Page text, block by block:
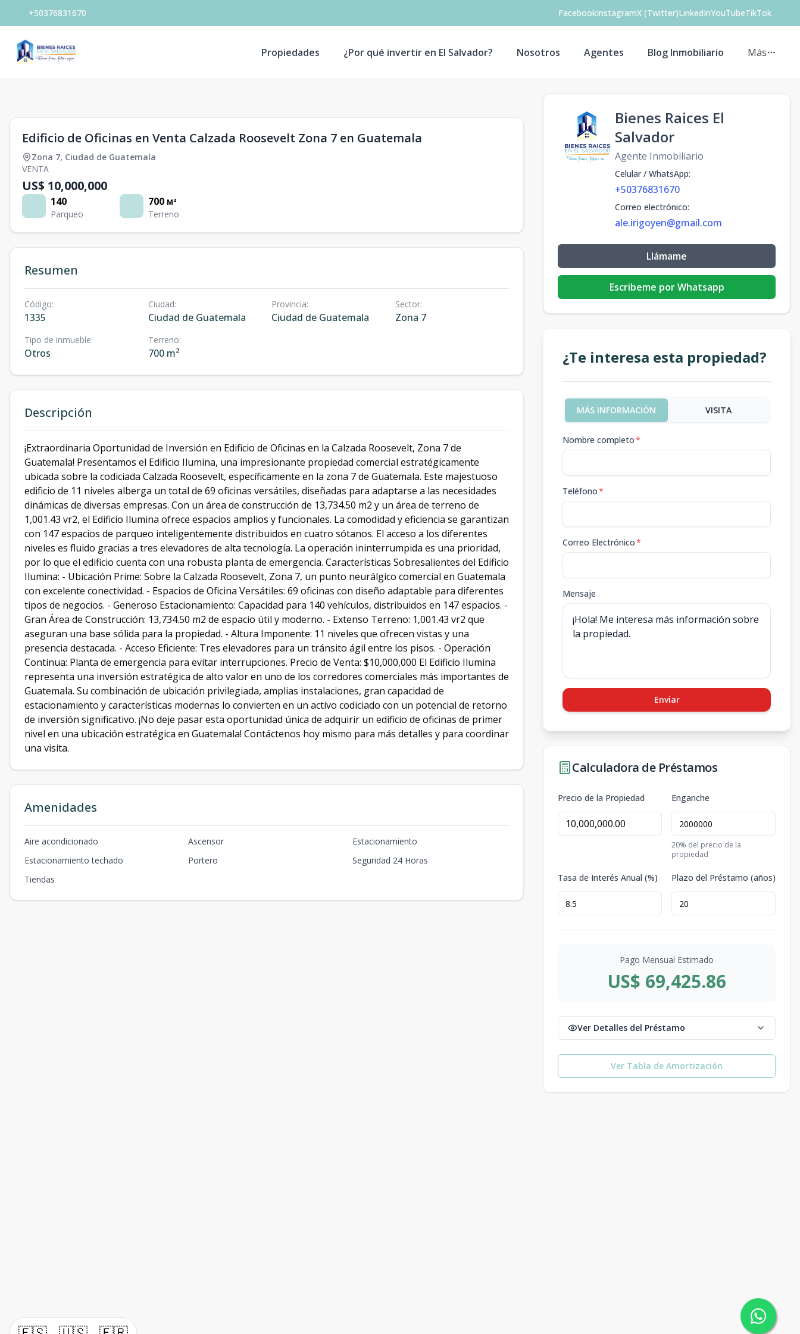
+50376831670 FacebookInstagramX (Twitter)LinkedInYouTubeTikTok
Propiedades ¿Por qué invertir en El Salvador? Nosotros Agentes Blog Inmobiliario Más
Edificio de Oficinas en Venta Calzada Roosevelt Zona 7 en Guatemala
Zona 7, Ciudad de Guatemala
VENTA
US$ 10,000,000
140
Parqueo
700 M²
Terreno
Resumen
Código:
1335
Ciudad:
Ciudad de Guatemala
Provincia:
Ciudad de Guatemala
Sector:
Zona 7
Tipo de inmueble:
Otros
Terreno:
700 m²
Descripción
¡Extraordinaria Oportunidad de Inversión en Edificio de Oficinas en la Calzada Roosevelt, Zona 7 de
Guatemala! Presentamos el Edificio Ilumina, una impresionante propiedad comercial estratégicamente
ubicada sobre la codiciada Calzada Roosevelt, específicamente en la zona 7 de Guatemala. Este majestuoso
edificio de 11 niveles alberga un total de 69 oficinas versátiles, diseñadas para adaptarse a las necesidades
dinámicas de diversas empresas. Con un área de construcción de 13,734.50 m2 y un área de terreno de
1,001.43 vr2, el Edificio Ilumina ofrece espacios amplios y funcionales. La comodidad y eficiencia se garantizan
con 147 espacios de parqueo inteligentemente distribuidos en cuatro sótanos. El acceso a los diferentes
niveles es fluido gracias a tres elevadores de alta tecnología. La operación ininterrumpida es una prioridad,
por lo que el edificio cuenta con una robusta planta de emergencia. Características Sobresalientes del Edificio
Ilumina: - Ubicación Prime: Sobre la Calzada Roosevelt, Zona 7, un punto neurálgico comercial en Guatemala
con excelente conectividad. - Espacios de Oficina Versátiles: 69 oficinas con diseño adaptable para diferentes
tipos de negocios. - Generoso Estacionamiento: Capacidad para 140 vehículos, distribuidos en 147 espacios. -
Gran Área de Construcción: 13,734.50 m2 de espacio útil y moderno. - Extenso Terreno: 1,001.43 vr2 que
aseguran una base sólida para la propiedad. - Altura Imponente: 11 niveles que ofrecen vistas y una
presencia destacada. - Acceso Eficiente: Tres elevadores para un tránsito ágil entre los pisos. - Operación
Continua: Planta de emergencia para evitar interrupciones. Precio de Venta: $10,000,000 El Edificio Ilumina
representa una inversión estratégica de alto valor en uno de los corredores comerciales más importantes de
Guatemala. Su combinación de ubicación privilegiada, amplias instalaciones, gran capacidad de
estacionamiento y características modernas lo convierten en un activo codiciado con un potencial de retorno
de inversión significativo. ¡No deje pasar esta oportunidad única de adquirir un edificio de oficinas de primer
nivel en una ubicación estratégica en Guatemala! Contáctenos hoy mismo para más detalles y para coordinar
una visita.
Amenidades
Aire acondicionado Ascensor
Estacionamiento
Estacionamiento techado
Portero
Seguridad 24 Horas
Tiendas
Bienes Raices El
Salvador
Agente Inmobiliario
Celular / WhatsApp:
+50376831670
Correo electrónico:
ale.irigoyen@gmail.com
Llámame
Escribeme por Whatsapp
¿Te interesa esta propiedad?
MÁS INFORMACIÓN VISITA
Nombre completo*
Teléfono*
Correo Electrónico*
Mensaje
Enviar
Calculadora de Préstamos
Precio de la Propiedad Enganche
20% del precio de la
propiedad
Tasa de Interés Anual (%) Plazo del Préstamo (años)
Pago Mensual Estimado
US$ 69,425.86
Ver Detalles del Préstamo
Ver Tabla de Amortización